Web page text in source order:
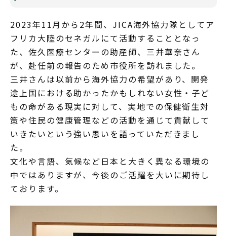
2023年11月から2年間、JICA海外協力隊としてア
フリカ大陸のセネガルにて活動することとなっ
た、佐久医療センターの助産師、三井華奈さん
が、赴任前の報告のため市役所を訪れました。
三井さんは以前から海外協力の希望があり、開発
途上国における助かったかもしれない女性・子ど
もの命がある現実に対して、実地での保健衛生対
策や住民の健康管理などの活動を通じて貢献して
いきたいという強い思いを語っていただきまし
た。
文化や言語、気候など日本と大きく異なる環境の
中ではありますが、今後のご活躍を大いに期待し
ております。